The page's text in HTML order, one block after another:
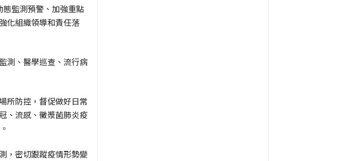
監測預警、加強重點
化組織領導和責任落
測、醫學巡查、流行病
所防控，督促做好日常
、流感、黴漿菌肺炎疫
，密切跟蹤疫情形勢變